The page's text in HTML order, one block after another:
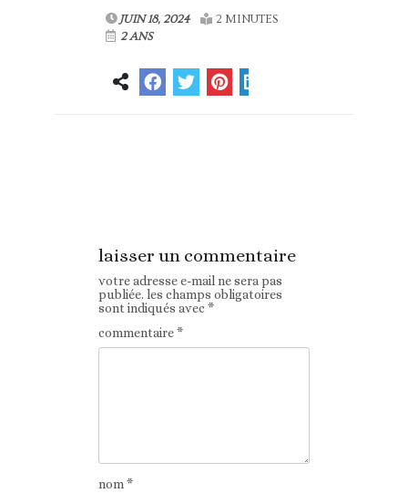
JUIN 18, 2024
2 MINUTES
2 ANS
laisser un commentaire
votre adresse e-mail ne sera pas
publiée. les champs obligatoires
sont indiqués avec*
commentaire*
nom*